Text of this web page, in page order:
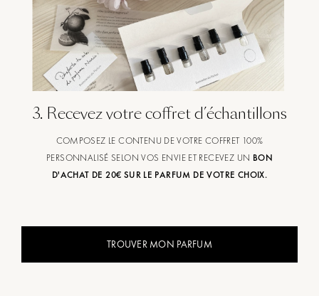
3. Recevez votre coffret d’échantillons
COMPOSEZ LE CONTENU DE VOTRE COFFRET 100%
PERSONNALISÉ SELON VOS ENVIE ET RECEVEZ UN BON
D'ACHAT DE 20€ SUR LE PARFUM DE VOTRE CHOIX.
TROUVER MON PARFUM